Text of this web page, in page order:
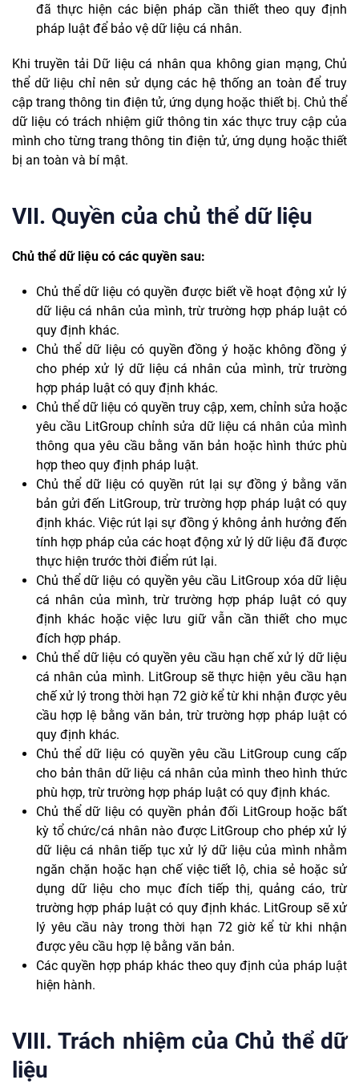
đã thực hiện các biện pháp cần thiết theo quy định
pháp luật để bảo vệ dữ liệu cá nhân.
Khi truyền tải Dữ liệu cá nhân qua không gian mạng, Chủ
thể dữ liệu chỉ nên sử dụng các hệ thống an toàn để truy
cập trang thông tin điện tử, ứng dụng hoặc thiết bị. Chủ thể
dữ liệu có trách nhiệm giữ thông tin xác thực truy cập của
mình cho từng trang thông tin điện tử, ứng dụng hoặc thiết
bị an toàn và bí mật.
VII. Quyền của chủ thể dữ liệu
Chủ thể dữ liệu có các quyền sau:
Chủ thể dữ liệu có quyền được biết về hoạt động xử lý
dữ liệu cá nhân của mình, trừ trường hợp pháp luật có
quy định khác.
Chủ thể dữ liệu có quyền đồng ý hoặc không đồng ý
cho phép xử lý dữ liệu cá nhân của mình, trừ trường
hợp pháp luật có quy định khác.
Chủ thể dữ liệu có quyền truy cập, xem, chỉnh sửa hoặc
yêu cầu LitGroup chỉnh sửa dữ liệu cá nhân của mình
thông qua yêu cầu bằng văn bản hoặc hình thức phù
hợp theo quy định pháp luật.
Chủ thể dữ liệu có quyền rút lại sự đồng ý bằng văn
bản gửi đến LitGroup, trừ trường hợp pháp luật có quy
định khác. Việc rút lại sự đồng ý không ảnh hưởng đến
tính hợp pháp của các hoạt động xử lý dữ liệu đã được
thực hiện trước thời điểm rút lại.
Chủ thể dữ liệu có quyền yêu cầu LitGroup xóa dữ liệu
cá nhân của mình, trừ trường hợp pháp luật có quy
định khác hoặc việc lưu giữ vẫn cần thiết cho mục
đích hợp pháp.
Chủ thể dữ liệu có quyền yêu cầu hạn chế xử lý dữ liệu
cá nhân của mình. LitGroup sẽ thực hiện yêu cầu hạn
chế xử lý trong thời hạn 72 giờ kể từ khi nhận được yêu
cầu hợp lệ bằng văn bản, trừ trường hợp pháp luật có
quy định khác.
Chủ thể dữ liệu có quyền yêu cầu LitGroup cung cấp
cho bản thân dữ liệu cá nhân của mình theo hình thức
phù hợp, trừ trường hợp pháp luật có quy định khác.
Chủ thể dữ liệu có quyền phản đối LitGroup hoặc bất
kỳ tổ chức/cá nhân nào được LitGroup cho phép xử lý
dữ liệu cá nhân tiếp tục xử lý dữ liệu của mình nhằm
ngăn chặn hoặc hạn chế việc tiết lộ, chia sẻ hoặc sử
dụng dữ liệu cho mục đích tiếp thị, quảng cáo, trừ
trường hợp pháp luật có quy định khác. LitGroup sẽ xử
lý yêu cầu này trong thời hạn 72 giờ kể từ khi nhận
được yêu cầu hợp lệ bằng văn bản.
Các quyền hợp pháp khác theo quy định của pháp luật
hiện hành.
VIII. Trách nhiệm của Chủ thể dữ
liệu